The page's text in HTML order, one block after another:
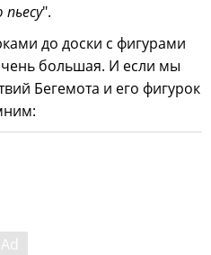
".
до доски с фигурами
большая. И если мы
Бегемота и его фигурок